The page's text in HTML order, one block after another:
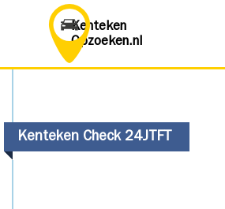
Kenteken
Opzoeken.nl
Kenteken Check 24JTFT